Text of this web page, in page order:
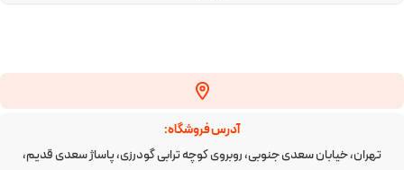
آدرس فروشگاه:
تهران، خیابان سعدی جنوبی، روبروی کوچه ترابی گودرزی، پاساژ سعدی قدیم،